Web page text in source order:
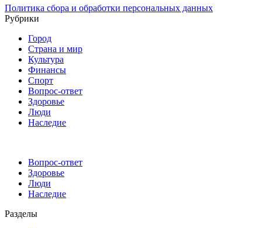
Политика сбора и обработки персональных данных
Рубрики
Город
Страна и мир
Культура
Финансы
Спорт
Вопрос-ответ
Здоровье
Люди
Наследие
Вопрос-ответ
Здоровье
Люди
Наследие
Разделы